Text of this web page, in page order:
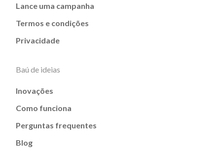
Lance uma campanha
Termos e condições
Privacidade
Baú de ideias
Inovações
Como funciona
Perguntas frequentes
Blog